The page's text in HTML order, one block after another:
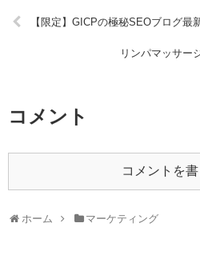
【限定】GICPの極秘SEOブログ最
リンパマッサー
コメント
コメントを
ホーム マーケティング